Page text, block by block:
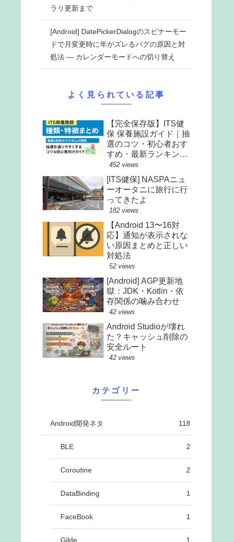
ラリ更新まで
[Android] DatePickerDialogのスピナーモー
ドで月変更時に年がズレるバグの原因と対
処法 ― カレンダーモードへの切り替え
よく見られている記事
【完全保存版】ITS健
保 保養施設ガイド｜抽
選のコツ・初心者おす
すめ・最新ランキング
まで全解説
452 views
[ITS健保] NASPAニュ
ーオータニに旅行に行
ってきたよ
182 views
【Android 13〜16対
応】通知が表示されな
い原因まとめと正しい
対処法
52 views
[Android] AGP更新地
獄：JDK・Kotlin・依
存関係の噛み合わせ
42 views
Android Studioが壊れ
た？キャッシュ削除の
安全ルート
42 views
カテゴリー
Android開発ネタ 118
BLE 2
Coroutine 2
DataBinding 1
FaceBook 1
Gilde 1